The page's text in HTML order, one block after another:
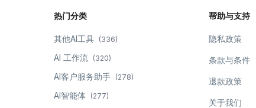
热门分类
其他AI工具 (336)
AI 工作流 (320)
AI客户服务助手 (278)
AI智能体 (277)
帮助与支持
隐私政策
条款与条件
退款政策
关于我们